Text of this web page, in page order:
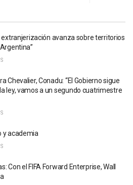
extranjerización avanza sobre territorios
Chevalier, Conadu: “El Gobierno sigue
ley, vamos a un segundo cuatrimestre
y academia
Con el FIFA Forward Enterprise, Wall